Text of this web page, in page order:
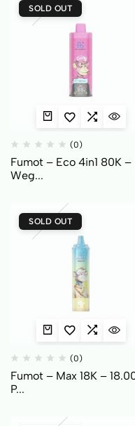
SOLD OUT
(0)
Fumot – Eco 4in1 80K –
Weg...
SOLD OUT
(0)
Fumot – Max 18K –
P...